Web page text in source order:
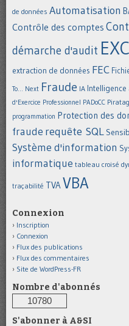
de données Automatisation
Contrôle des comptes
démarche d'audit
extraction de données FEC
To... Next Fraude IA
d'Exercice Professionnel PADoCC
programmation Protection des
fraude requête SQL
Système d'information
informatique tableau croisé
traçabilité TVA VBA
Connexion
Inscription
Connexion
Flux des publications
Flux des commentaires
Site de WordPress-FR
Nombre d'abonnés
10780
S'abonner à A&SI